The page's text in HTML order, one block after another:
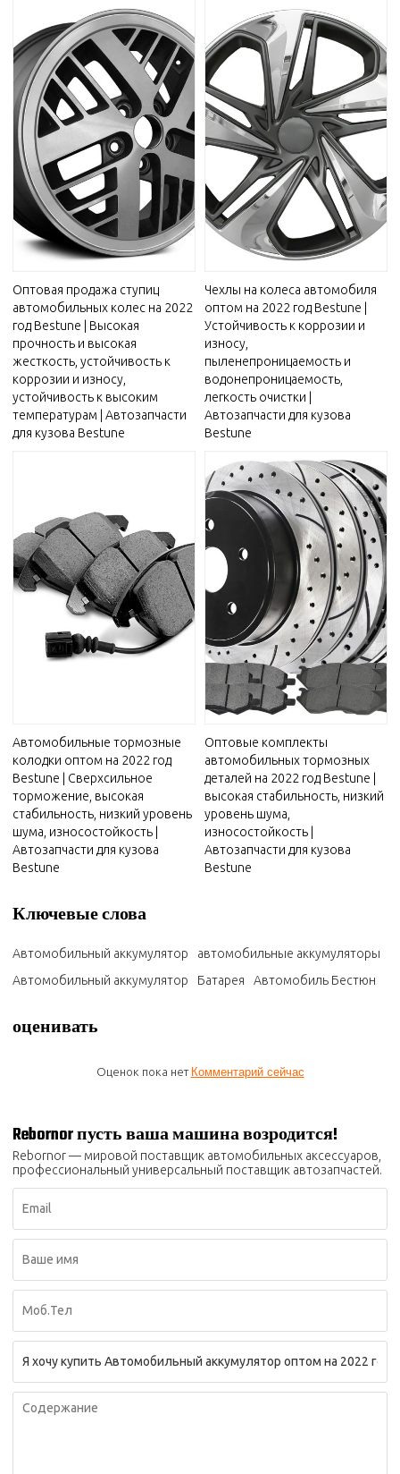
Оптовая продажа ступиц
автомобильных колес на 2022
год Bestune | Высокая
прочность и высокая
жесткость, устойчивость к
коррозии и износу,
устойчивость к высоким
температурам | Автозапчасти
для кузова Bestune
Чехлы на колеса автомобиля
оптом на 2022 год Bestune |
Устойчивость к коррозии и
износу,
пыленепроницаемость и
водонепроницаемость,
легкость очистки |
Автозапчасти для кузова
Bestune
Автомобильные тормозные
колодки оптом на 2022 год
Bestune | Сверхсильное
торможение, высокая
стабильность, низкий уровень
шума, износостойкость |
Автозапчасти для кузова
Bestune
Оптовые комплекты
автомобильных тормозных
деталей на 2022 год Bestune |
высокая стабильность, низкий
уровень шума,
износостойкость |
Автозапчасти для кузова
Bestune
Ключевые слова
Автомобильный аккумулятор
автомобильные аккумуляторы
Автомобильный аккумулятор
Батарея Автомобиль Бестюн
оценивать
Оценок пока нет Комментарий сейчас
Rebornor пусть ваша машина возродится!
Rebornor — мировой поставщик автомобильных аксессуаров,
профессиональный универсальный поставщик автозапчастей.